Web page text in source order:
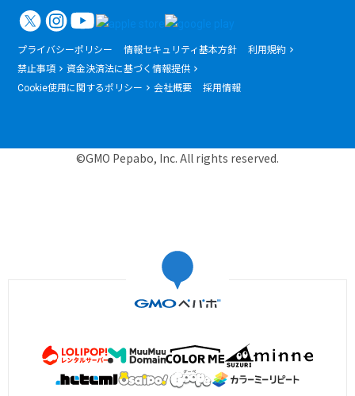
プライバシーポリシー 情報セキュリティ基本方針
利用規約
禁止事項
資金決済法に基づく情報提供
Cookie使用に関するポリシー
会社概要 採用情報
©GMO Pepabo, Inc. All rights reserved.